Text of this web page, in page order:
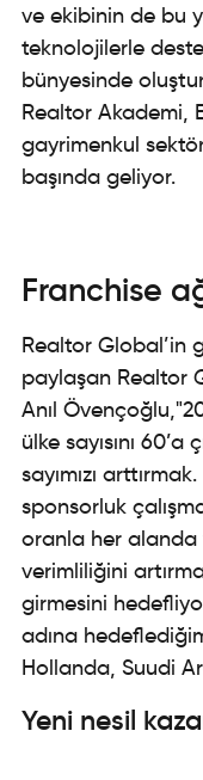
ve ekibinin de bu
teknolojilerle
bünyesinde
Realtor Akademi,
gayrimenkul
başında geliyor.
Franchise
Realtor Global’in
paylaşan Realtor
Anıl
ülke sayısını
sayımızı
sponsorluk
oranla her alanda
verimliliğini
girmesini
adına
Hollanda, Suudi
Yeni nesil